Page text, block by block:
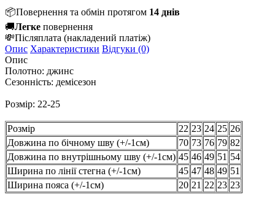
📦Повернення та обмін протягом 14 днів
🚚Легке повернення
💸Післяплата (накладений платіж)
Опис Характеристики Відгуки (0)
Опис
Полотно: джинс
Сезонність: демісезон
Розмір: 22-25
Розмір 22 23 24 25 26
Довжина по бічному шву (+/-1см)
70 73 76 79 82
Довжина по внутрішньому шву (+/-1см) 45 46 49 51 54
Ширина по лінії стегна (+/-1см)
45 47 48 49 51
Ширина пояса (+/-1см)
20 21 22 23 23